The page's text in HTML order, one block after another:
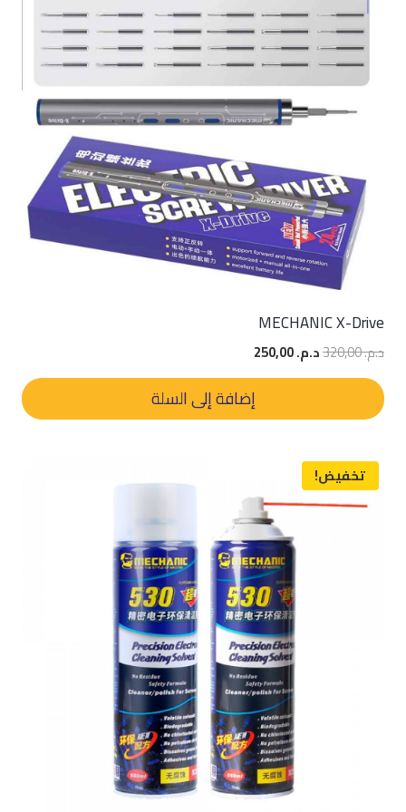
MECHANIC X-Drive
د.م.320,00
السعر
الأصلي
د.م. 320,00.
د.م.
الحالي
هو:
د.م. 250,00.
إضافة إلى السلة
تخفيض!